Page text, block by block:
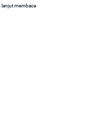
lanjut membaca